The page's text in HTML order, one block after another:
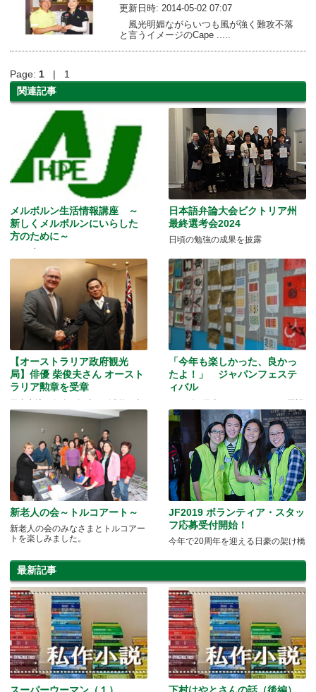
更新日時: 2014-05-02 07:07
風光明媚ながらいつも風が強く難攻不落
と言うイメージのCape .....
Page: 1 | 1
関連記事
メルボルン生活情報講座 ～
新しくメルボルンにいらした
方のために～
ホープコネクション・カルチャース
クール
日本語弁論大会ビクトリア州
最終選考会2024
日頃の勉強の成果を披露
【オーストラリア政府観光
局】俳優 柴俊夫さん オースト
ラリア勲章を受章
日豪交流の促進や観光PR 活動に大
きく貢献
「今年も楽しかった、良かっ
たよ！」 ジャパンフェステ
ィバル
やっぱり日本っていいよね～と再認
識
新老人の会～トルコアート～
新老人の会のみなさまとトルコアー
トを楽しみました。
JF2019 ボランティア・スタッ
フ応募受付開始！
今年で20周年を迎える日豪の架け橋
最新記事
スーパーウーマン（１） 下村はやとさんの話（後編）